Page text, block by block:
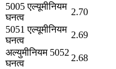
5005 एल्यूमीनियम
घनत्व
2.70
5051 एल्यूमीनियम
घनत्व
2.69
अल्युमीनियम 5052
घनत्व
2.68